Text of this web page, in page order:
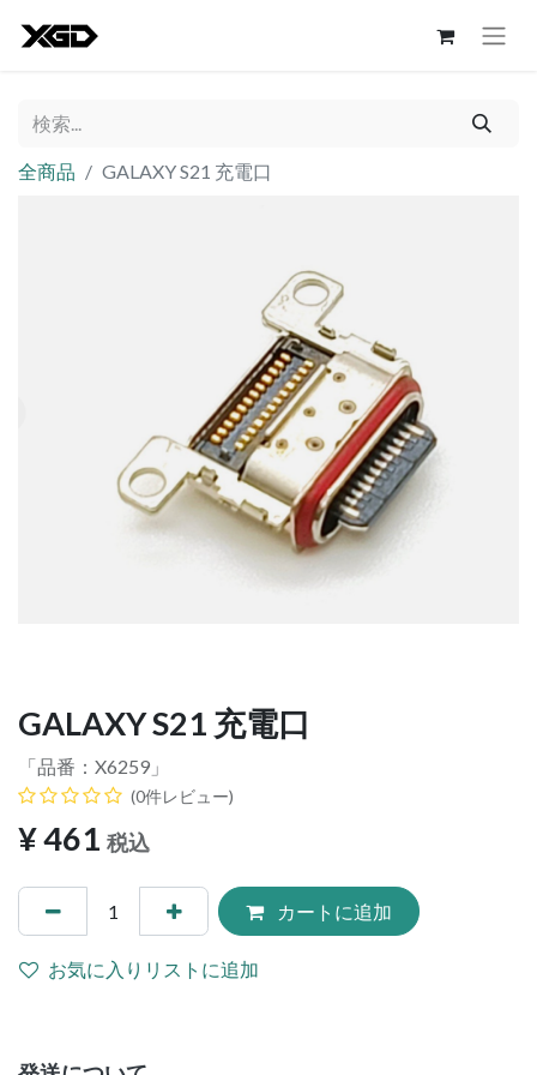
全商品 GALAXY S21 充電口
GALAXY S21 充電口
「品番： X6259 」
(0件レビュー)
¥461 税込
カートに追加
お気に入りリストに追加